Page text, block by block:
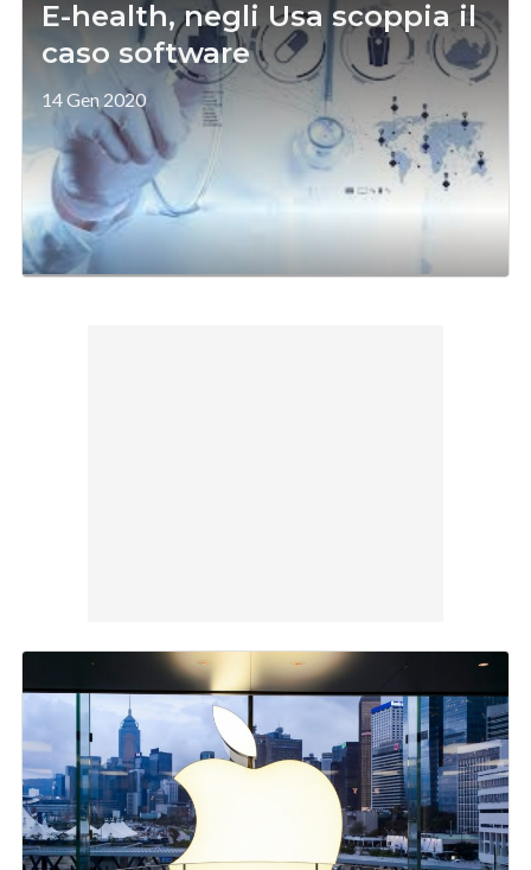
E-health, negli Usa scoppia il
caso software
14 Gen 2020